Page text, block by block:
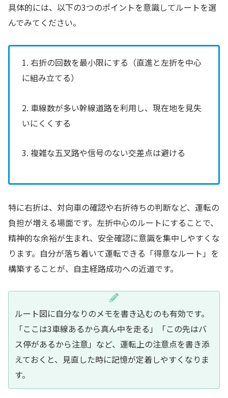
具体的には、以下の3つのポイントを意識してルートを選
んでみてください。
1. 右折の回数を最小限にする（直進と左折を中心
に組み立てる）
2. 車線数が多い幹線道路を利用し、現在地を見失
いにくくする
3. 複雑な五叉路や信号のない交差点は避ける
特に右折は、対向車の確認や右折待ちの判断など、運転の
負担が増える場面です。左折中心のルートにすることで、
精神的な余裕が生まれ、安全確認に意識を集中しやすくな
ります。自分が落ち着いて運転できる「得意なルート」を
構築することが、自主経路成功への近道です。
ルート図に自分なりのメモを書き込むのも有効です。
「ここは3車線あるから真ん中を走る」「この先はバ
ス停があるから注意」など、運転上の注意点を書き添
えておくと、見直した時に記憶が定着しやすくなりま
す。